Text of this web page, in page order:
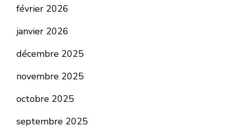
février 2026
janvier 2026
décembre 2025
novembre 2025
octobre 2025
septembre 2025